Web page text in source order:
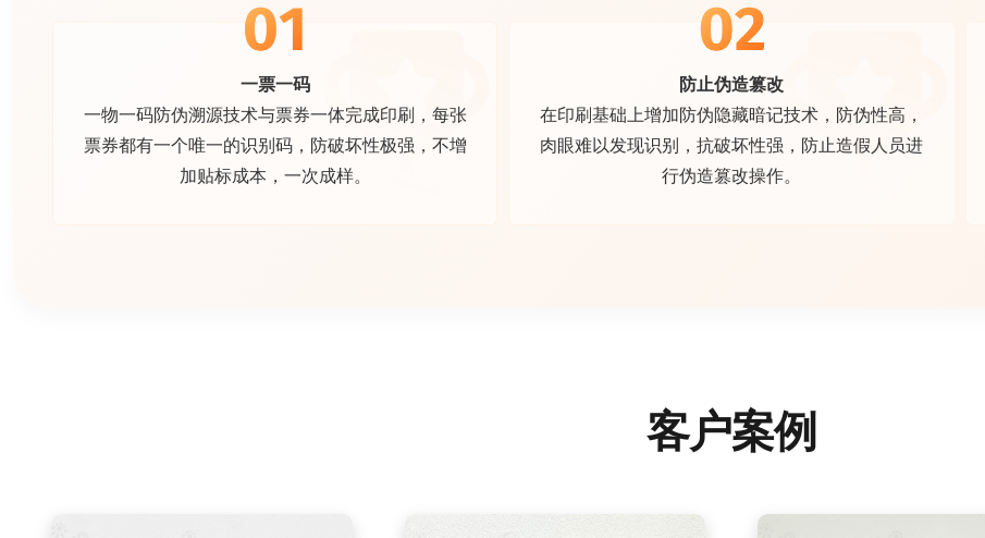
一票一码
一物一码防伪溯源技术与票券一体完成印刷，每张
票券都有一个唯一的识别码，防破坏性极强，不增
加贴标成本，一次成样。
防止伪造篡改
在印刷基础上增加防伪隐藏暗记技术，防伪性高，
肉眼难以发现识别，抗破坏性强，防止造假人员进
行伪造篡改操作。
客户案例